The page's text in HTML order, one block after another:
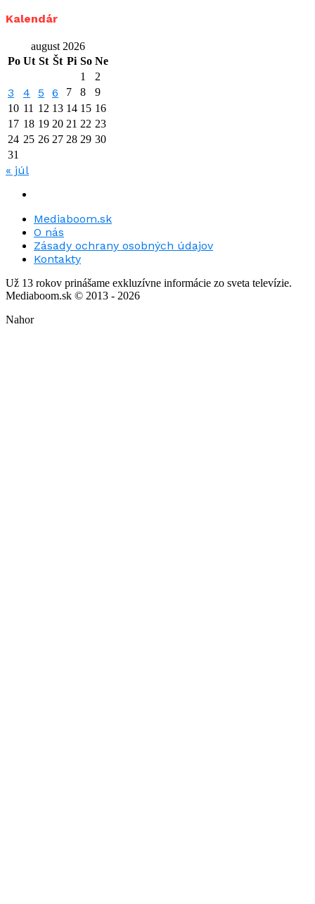
Kalendár
august 2026
Po Ut St Št Pi So Ne
1
2
3 4 5 6 7 8
9
10 11 12 13 14 15 16
17 18 19 20 21 22 23
24 25 26 27 28 29 30
31
« júl
Mediaboom.sk
O nás
Zásady ochrany osobných údajov
Kontakty
Už 13 rokov prinášame exkluzívne informácie zo sveta televízie.
Mediaboom.sk © 2013 - 2026
Nahor